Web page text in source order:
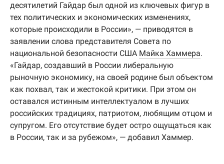
десятилетий Гайдар был одной из ключевых фигур в
тех политических и экономических изменениях,
которые происходили в России», — приводятся в
заявлении слова представителя Совета по
национальной безопасности США Майка Хаммера.
«Гайдар, создавший в России либеральную
рыночную экономику, на своей родине был объектом
как похвал, так и жестокой критики. При этом он
оставался истинным интеллектуалом в лучших
российских традициях, патриотом, любящим отцом и
супругом. Его отсутствие будет остро ощущаться как
в России, так и за рубежом», — добавил Хаммер.